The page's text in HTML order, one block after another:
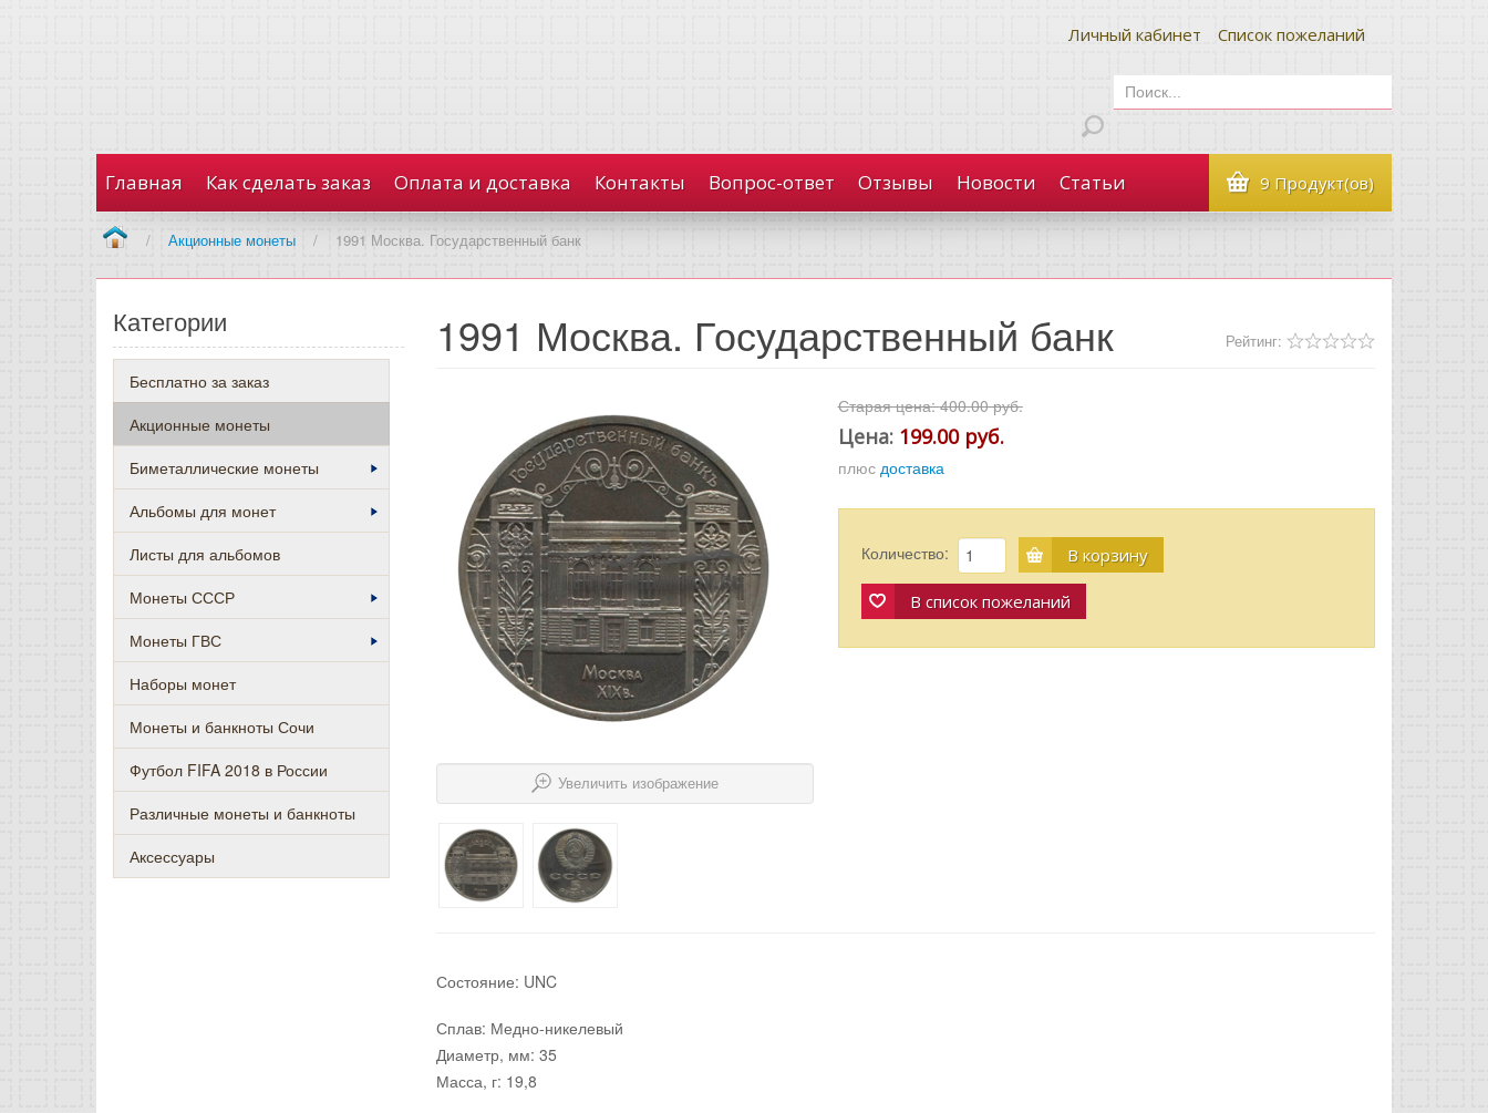
Личный кабинет Список пожеланий
Главная Как сделать заказ Оплата и доставка Контакты Вопрос-ответ Отзывы Новости Статьи 9 Продукт(ов)
/ Акционные монеты / 1991 Москва. Государственный банк
1991 Москва. Государственный банк Рейтинг:
Увеличить изображение
Старая цена:400.00 руб.
Цена: 199.00 руб.
плюс доставка
Количество: В корзину
В список пожеланий
Состояние: UNC
Сплав: Медно-никелевый
Диаметр, мм: 35
Масса, г: 19,8
Категории
Бесплатно за заказ
Акционные монеты
Биметаллические монеты
Альбомы для монет
Листы для альбомов
Монеты СССР
Монеты ГВС
Наборы монет
Монеты и банкноты Сочи
Футбол FIFA 2018 в России
Различные монеты и банкноты
Аксессуары